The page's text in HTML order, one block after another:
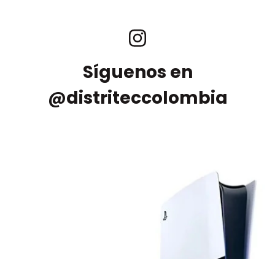
Síguenos en
@distriteccolombia